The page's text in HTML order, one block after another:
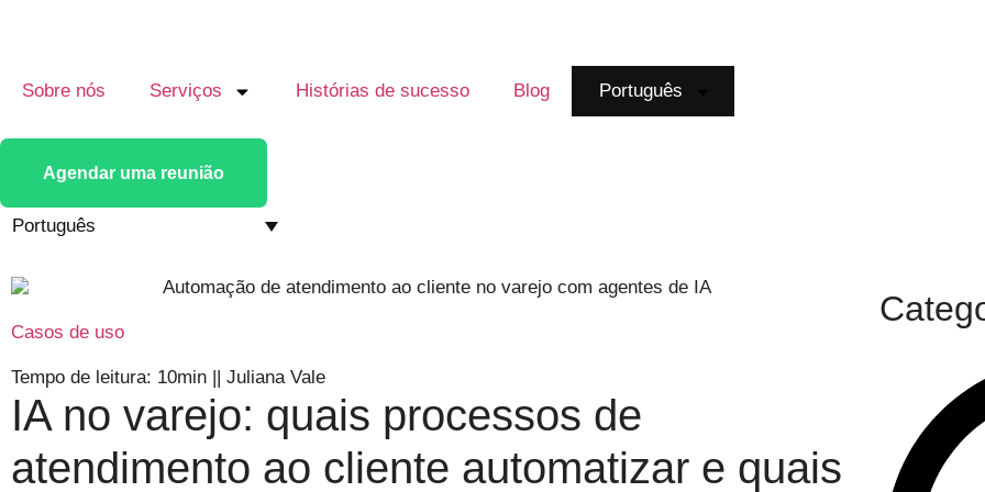
Sobre nós Serviços Histórias de sucesso Blog Português
Agendar uma reunião
Português
Casos de uso
Tempo de leitura: 10min || Juliana Vale
IA no varejo: quais processos de
atendimento ao cliente automatizar e quais